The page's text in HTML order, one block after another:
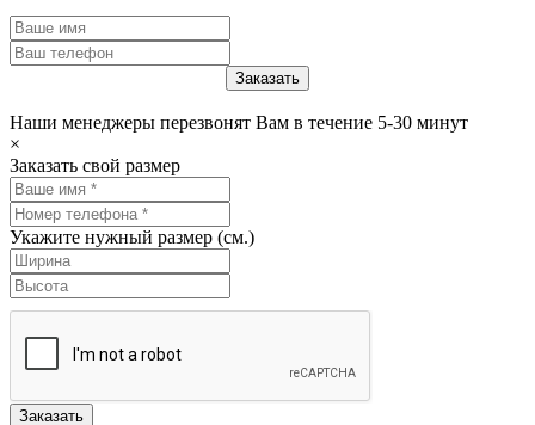
Наши менеджеры перезвонят Вам в течение 5-30 минут
×
Заказать свой размер
Укажите нужный размер (см.)
Заказать